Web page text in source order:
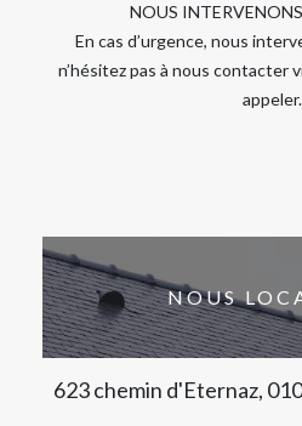
NOUS
En cas d’urgence, nous
n’hésitez pas à nous contacter
appeler.
NOUS
623 chemin d'Eternaz,